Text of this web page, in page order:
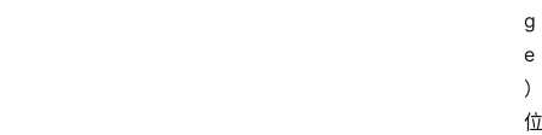
g
e
）
位